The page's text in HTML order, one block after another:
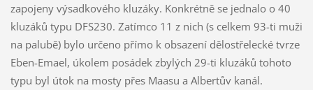
zapojeny výsadkového kluzáky. Konkrétně se jednalo o 40
kluzáků typu DFS230. Zatímco 11 z nich (s celkem 93-ti muži
na palubě) bylo určeno přímo k obsazení dělostřelecké tvrze
Eben-Emael, úkolem posádek zbylých 29-ti kluzáků tohoto
typu byl útok na mosty přes Maasu a Albertův kanál.